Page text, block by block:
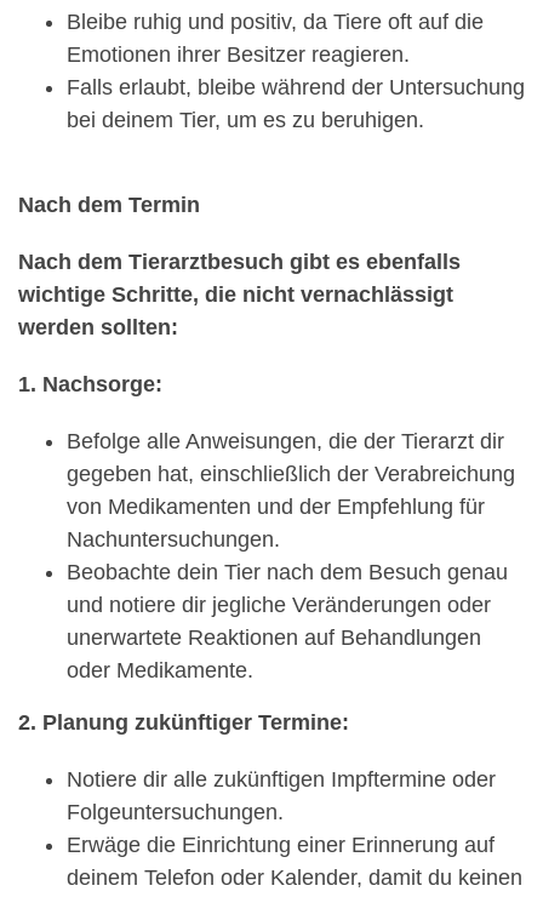
Bleibe ruhig und positiv, da Tiere oft auf die
Emotionen ihrer Besitzer reagieren.
Falls erlaubt, bleibe während der Untersuchung
bei deinem Tier, um es zu beruhigen.
Nach dem Termin
Nach dem Tierarztbesuch gibt es ebenfalls
wichtige Schritte, die nicht vernachlässigt
werden sollten:
1. Nachsorge:
Befolge alle Anweisungen, die der Tierarzt dir
gegeben hat, einschließlich der Verabreichung
von Medikamenten und der Empfehlung für
Nachuntersuchungen.
Beobachte dein Tier nach dem Besuch genau
und notiere dir jegliche Veränderungen oder
unerwartete Reaktionen auf Behandlungen
oder Medikamente.
2. Planung zukünftiger Termine:
Notiere dir alle zukünftigen Impftermine oder
Folgeuntersuchungen.
Erwäge die Einrichtung einer Erinnerung auf
deinem Telefon oder Kalender, damit du keinen